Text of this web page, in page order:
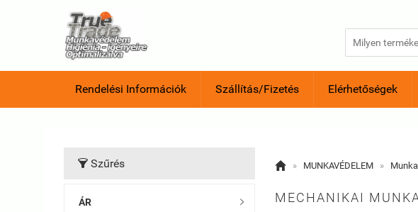
Rendelési Információk Szállítás/Fizetés Elérhetőségek
 Szűrés
ÁR 
 » MUNKAVÉDELEM »
MECHANIKAI